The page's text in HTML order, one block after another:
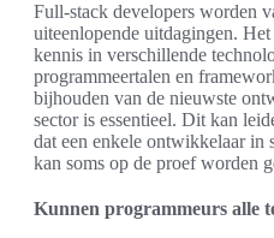
Full-stack developers worden
uiteenlopende uitdagingen.
kennis in verschillende
programmeertalen en
bijhouden van de nieuwste
sector is essentieel. Dit kan
dat een enkele ontwikkelaar in
kan soms op de proef worden
Kunnen programmeurs alle